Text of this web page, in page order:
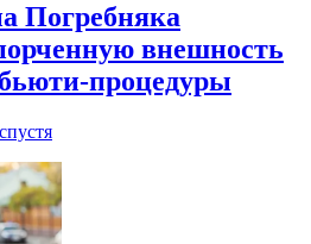
Погребняка
внешность
процедуры